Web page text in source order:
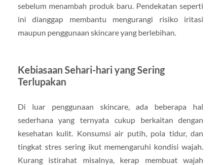
sebelum menambah produk baru. Pendekatan seperti
ini dianggap membantu mengurangi risiko iritasi
maupun penggunaan skincare yang berlebihan.
Kebiasaan Sehari-hari yang Sering
Terlupakan
Di luar penggunaan skincare, ada beberapa hal
sederhana yang ternyata cukup berkaitan dengan
kesehatan kulit. Konsumsi air putih, pola tidur, dan
tingkat stres sering ikut memengaruhi kondisi wajah.
Kurang istirahat misalnya, kerap membuat wajah